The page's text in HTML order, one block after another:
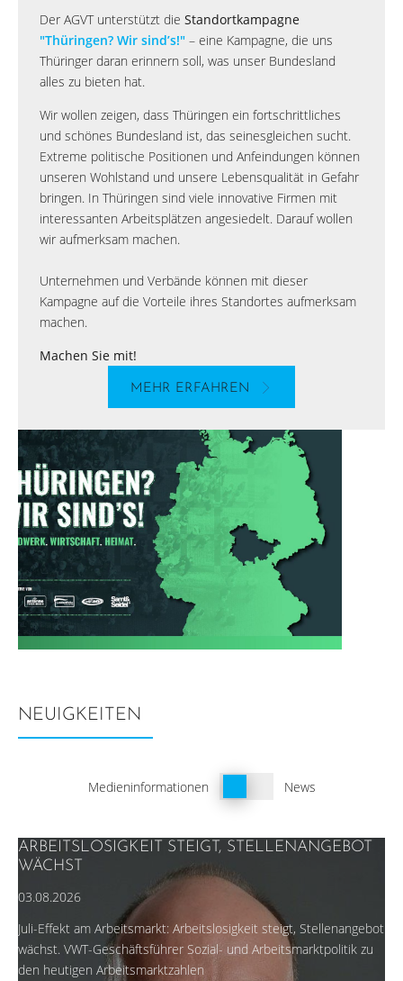
Der AGVT unterstützt die Standortkampagne
"Thüringen? Wir sind’s!" – eine Kampagne, die uns
Thüringer daran erinnern soll, was unser Bundesland
alles zu bieten hat.
Wir wollen zeigen, dass Thüringen ein fortschrittliches
und schönes Bundesland ist, das seinesgleichen sucht.
Extreme politische Positionen und Anfeindungen können
unseren Wohlstand und unsere Lebensqualität in Gefahr
bringen. In Thüringen sind viele innovative Firmen mit
interessanten Arbeitsplätzen angesiedelt. Darauf wollen
wir aufmerksam machen.
Unternehmen und Verbände können mit dieser
Kampagne auf die Vorteile ihres Standortes aufmerksam
machen.
Machen Sie mit!
MEHR ERFAHREN
NEUIGKEITEN
Medieninformationen
Schalter
Neuigkeiten
News
ARBEITSLOSIGKEIT STEIGT, STELLENANGEBOT
WÄCHST
03.08.2026
Juli-Effekt am Arbeitsmarkt: Arbeitslosigkeit steigt, Stellenangebot
wächst. VWT-Geschäftsführer Sozial- und Arbeitsmarktpolitik zu
den heutigen Arbeitsmarktzahlen